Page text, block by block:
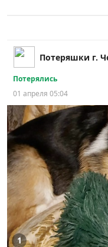
Потеряшки г.
Потерялись
01 апреля 05:04
1